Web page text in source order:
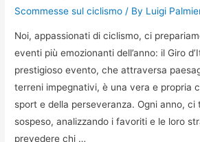
Scommesse sul ciclismo / By Luigi
Noi, appassionati di ciclismo, ci
eventi più emozionanti dell’anno: il Giro
prestigioso evento, che attraversa
terreni impegnativi, è una vera e propria
sport e della perseveranza. Ogni anno,
sospeso, analizzando i favoriti e le loro
prevedere chi …